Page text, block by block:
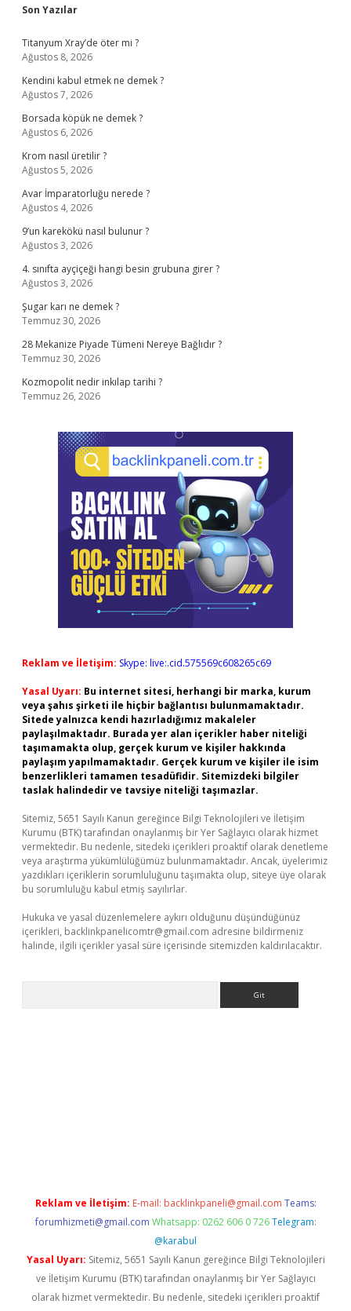
Sidebar
Son Yazılar
Titanyum Xray’de öter mi ?
Ağustos 8, 2026
Kendini kabul etmek ne demek ?
Ağustos 7, 2026
Borsada köpük ne demek ?
Ağustos 6, 2026
Krom nasıl üretilir ?
Ağustos 5, 2026
Avar İmparatorluğu nerede ?
Ağustos 4, 2026
9’un karekökü nasıl bulunur ?
Ağustos 3, 2026
4. sınıfta ayçiçeği hangi besin grubuna girer ?
Ağustos 3, 2026
Şugar karı ne demek ?
Temmuz 30, 2026
28 Mekanize Piyade Tümeni Nereye Bağlıdır ?
Temmuz 30, 2026
Kozmopolit nedir inkılap tarihi ?
Temmuz 26, 2026
Reklam ve İletişim: Skype: live:.cid.575569c608265c69
Yasal Uyarı: Bu internet sitesi, herhangi bir marka, kurum
veya şahıs şirketi ile hiçbir bağlantısı bulunmamaktadır.
Sitede yalnızca kendi hazırladığımız makaleler
paylaşılmaktadır. Burada yer alan içerikler haber niteliği
taşımamakta olup, gerçek kurum ve kişiler hakkında
paylaşım yapılmamaktadır. Gerçek kurum ve kişiler ile isim
benzerlikleri tamamen tesadüfidir. Sitemizdeki bilgiler
taslak halindedir ve tavsiye niteliği taşımazlar.
Sitemiz, 5651 Sayılı Kanun gereğince Bilgi Teknolojileri ve İletişim
Kurumu (BTK) tarafından onaylanmış bir Yer Sağlayıcı olarak hizmet
vermektedir. Bu nedenle, sitedeki içerikleri proaktif olarak denetleme
veya araştırma yükümlülüğümüz bulunmamaktadır. Ancak, üyelerimiz
yazdıkları içeriklerin sorumluluğunu taşımakta olup, siteye üye olarak
bu sorumluluğu kabul etmiş sayılırlar.
Hukuka ve yasal düzenlemelere aykırı olduğunu düşündüğünüz
içerikleri, backlinkpanelicomtr@gmail.com adresine bildirmeniz
halinde, ilgili içerikler yasal süre içerisinde sitemizden kaldırılacaktır.
Reklam ve İletişim: E-mail: backlinkpaneli@gmail.com Teams:
forumhizmeti@gmail.com Whatsapp: 0262 606 0 726 Telegram:
@karabul
Yasal Uyarı: Sitemiz, 5651 Sayılı Kanun gereğince Bilgi Teknolojileri
ve İletişim Kurumu (BTK) tarafından onaylanmış bir Yer Sağlayıcı
olarak hizmet vermektedir. Bu nedenle, sitedeki içerikleri proaktif